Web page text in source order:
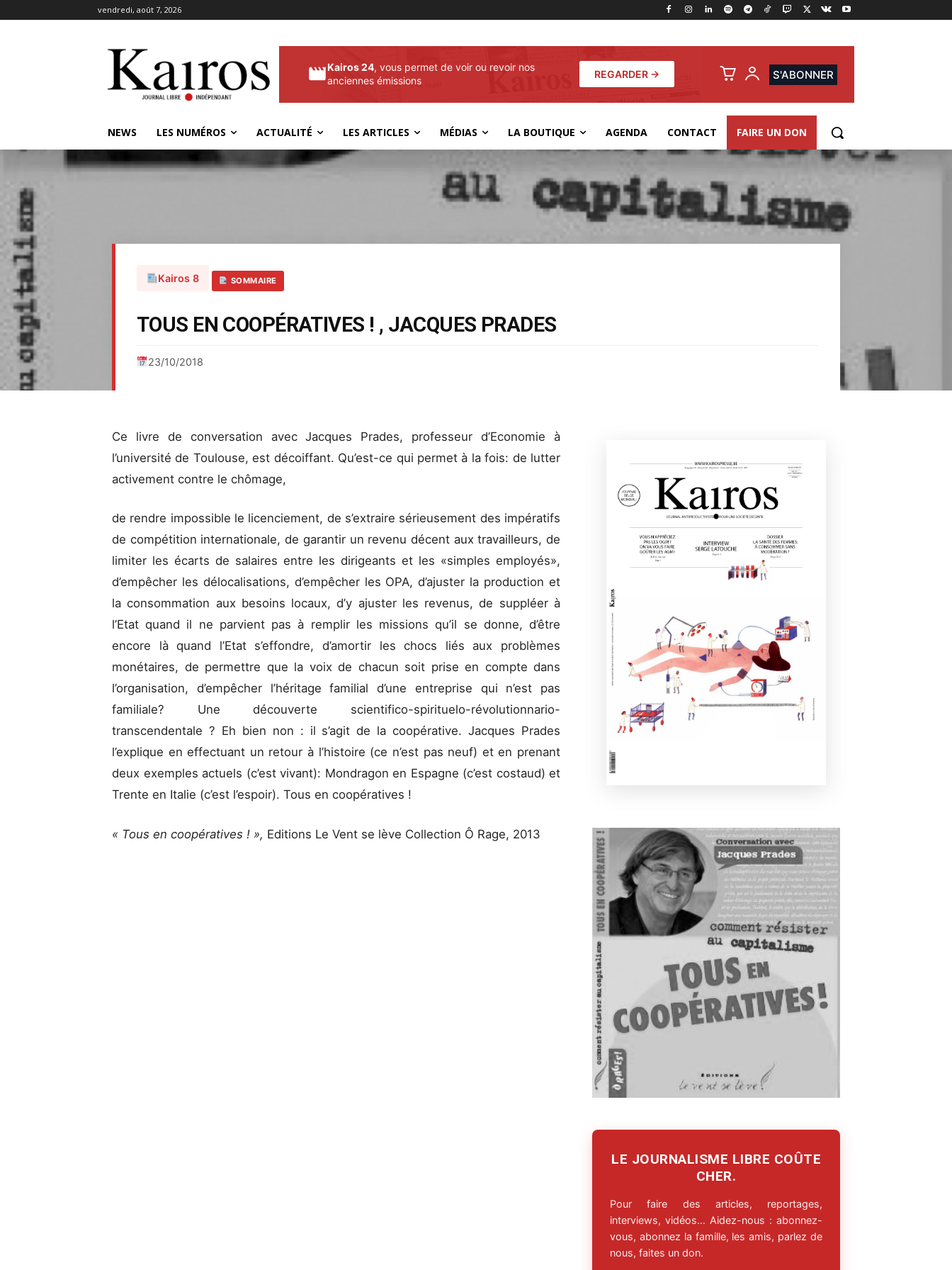
vendredi, août 7, 2026
Kairos 24, vous permet de voir ou revoir nos
anciennes émissions
REGARDER → S'ABONNER
NEWS LES NUMÉROS ACTUALITÉ LES ARTICLES MÉDIAS LA BOUTIQUE AGENDA CONTACT FAIRE UN DON
Kairos 8 SOMMAIRE
TOUS EN COOPÉRATIVES ! , JACQUES PRADES
23/10/2018
Ce livre de conversation avec Jacques Prades, professeur d’Economie à
l’université de Toulouse, est décoiffant. Qu’est-ce qui permet à la fois: de lutter
activement contre le chômage,
de rendre impossible le licenciement, de s’extraire sérieusement des impératifs
de compétition internationale, de garantir un revenu décent aux travailleurs, de
limiter les écarts de salaires entre les dirigeants et les «simples employés»,
d’empêcher les délocalisations, d’empêcher les OPA, d’ajuster la production et
la consommation aux besoins locaux, d’y ajuster les revenus, de suppléer à
l’Etat quand il ne parvient pas à remplir les missions qu’il se donne, d’être
encore là quand l’Etat s’effondre, d’amortir les chocs liés aux problèmes
monétaires, de permettre que la voix de chacun soit prise en compte dans
l’organisation, d’empêcher l’héritage familial d’une entreprise qui n’est pas
familiale? Une découverte scientifico-spirituelo-révolutionnario-
transcendentale ? Eh bien non : il s’agit de la coopérative. Jacques Prades
l’explique en effectuant un retour à l’histoire (ce n’est pas neuf) et en prenant
deux exemples actuels (c’est vivant): Mondragon en Espagne (c’est costaud) et
Trente en Italie (c’est l’espoir). Tous en coopératives !
« Tous en coopératives ! », Editions Le Vent se lève Collection Ô Rage, 2013
LE JOURNALISME LIBRE COÛTE
CHER.
Pour faire des articles, reportages,
interviews, vidéos… Aidez-nous : abonnez-
vous, abonnez la famille, les amis, parlez de
nous, faites un don.